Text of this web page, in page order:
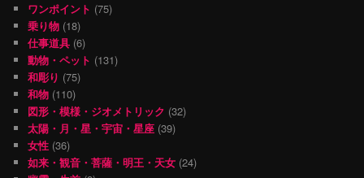
ワンポイント (75)
乗り物 (18)
仕事道具 (6)
動物・ペット (131)
和彫り (75)
和物 (110)
図形・模様・ジオメトリック (32)
太陽・月・星・宇宙・星座 (39)
女性 (36)
如来・観音・菩薩・明王・天女 (24)